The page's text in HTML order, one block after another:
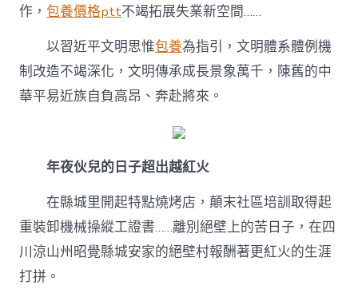
作，包養價格ptt不竭拓展失業新空間……
以習近平文明思惟包養為指引，文明體系體例機
制改造不竭深化，文明傳承成長景象萬千，陳舊的中
華平易近族自負高昂、奔赴將來。
年夜伙兒的日子超出越紅火
在縣城里開起特點燒烤店，顛末社區培訓取得起
重裝卸機械操縱工證書……離別絕壁上的苦日子，在四
川涼山州昭覺縣城安家的絕壁村報酬著更紅火的生涯
打拼。